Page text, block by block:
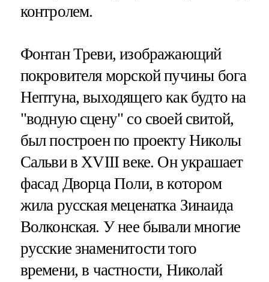
контролем.
Фонтан Треви, изображающий
покровителя морской пучины бога
Нептуна, выходящего как будто на
"водную сцену" со своей свитой,
был построен по проекту Николы
Сальви в ХVIII веке. Он украшает
фасад Дворца Поли, в котором
жила русская меценатка Зинаида
Волконская. У нее бывали многие
русские знаменитости того
времени, в частности, Николай